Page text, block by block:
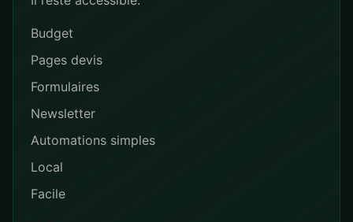
Budget
Pages devis
Formulaires
Newsletter
Automations simples
Local
Facile